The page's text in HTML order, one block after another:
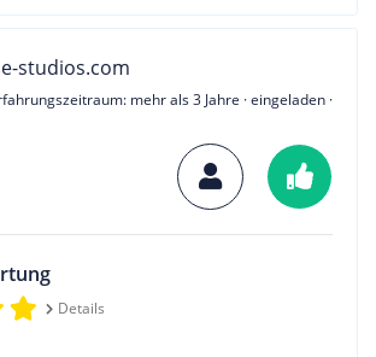
studios.com
mehr als 3 Jahre · eingeladen ·
Details